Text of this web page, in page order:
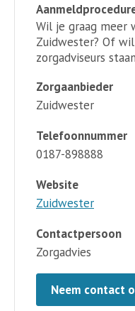
Wil je graag meer
Zuidwester? Of
zorgadviseurs
Zorgaanbieder
Zuidwester
Telefoonnummer
0187-898888
Website
Zuidwester
Contactpersoon
Zorgadvies
Neem contact